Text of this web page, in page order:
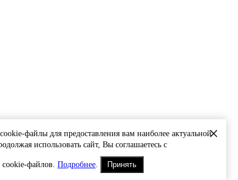
файлы для предоставления вам наиболее актуальной
использовать сайт, Вы соглашаетесь с
cookie-файлов. Подробнее. Принять
×